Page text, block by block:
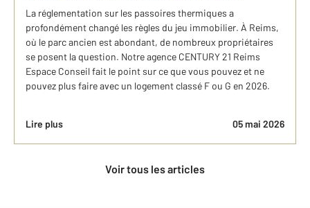
La réglementation sur les passoires thermiques a
profondément changé les règles du jeu immobilier. À Reims,
où le parc ancien est abondant, de nombreux propriétaires
se posent la question. Notre agence CENTURY 21 Reims
Espace Conseil fait le point sur ce que vous pouvez et ne
pouvez plus faire avec un logement classé F ou G en 2026.
Lire plus 05 mai 2026
Voir tous les articles